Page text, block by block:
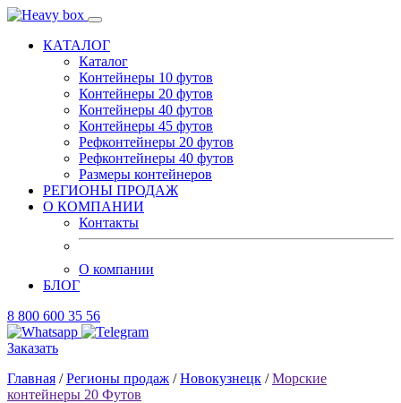
КАТАЛОГ
Каталог
Контейнеры 10 футов
Контейнеры 20 футов
Контейнеры 40 футов
Контейнеры 45 футов
Рефконтейнеры 20 футов
Рефконтейнеры 40 футов
Размеры контейнеров
РЕГИОНЫ ПРОДАЖ
О КОМПАНИИ
Контакты
О компании
БЛОГ
8 800 600 35 56
Заказать
Главная /Регионы продаж /Новокузнецк /Морские
контейнеры 20 Футов